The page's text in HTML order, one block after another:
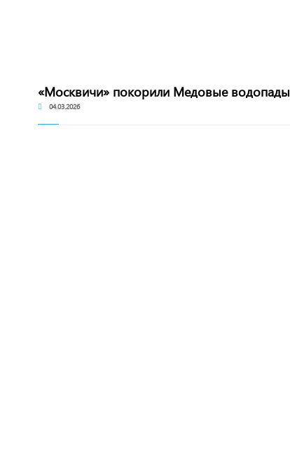
«Москвичи» покорили Медовые водопады
04.03.2026